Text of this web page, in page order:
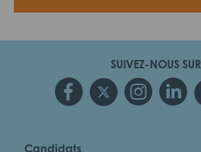
SUIVEZ-NOUS SUR
Candidats